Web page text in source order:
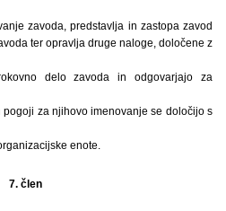
zavoda, predstavlja in zastopa zavod
ter opravlja druge naloge, določene z
delo zavoda in odgovarjajo za
za njihovo imenovanje se določijo s
enote.
7. člen